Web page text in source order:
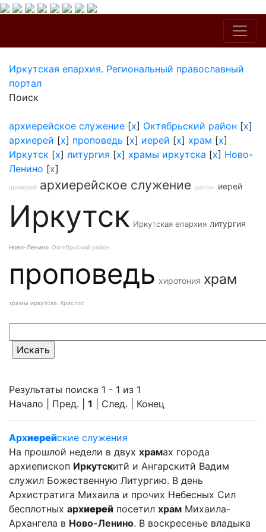
Иркутская епархия. Региональный православный
портал
Поиск
архиерейское служение [x] Октябрьский район [x]
архиерей [x] проповедь [x] иерей [x] храм [x]
Иркутск [x] литургия [x] храмы иркутска [x] Ново-
Ленино [x]
архиерей архиерейское служение диакон иерей
Иркутск Иркутская епархия литургия
Ново-Ленино Октябрьский район
проповедь хиротония храм
храмы иркутска Христос
Результаты поиска 1 - 1 из 1
Начало | Пред. | 1 | След. | Конец
Архиерейские служения
На прошлой недели в двух храмах города
архиепископ Иркутскитй и Ангарскитй Вадим
служил Божественную Литургию. В день
Архистратига Михаила и прочих Небесных Сил
бесплотных архиерей посетил храм Михаила-
Архангела в Ново-Ленино. В воскресенье владыка